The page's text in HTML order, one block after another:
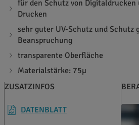
für den Schutz von
Drucken
sehr guter UV-Schutz und Schutz
Beanspruchung
transparente Oberfläche
Materialstärke: 75µ
ZUSATZINFOS
DATENBLATT